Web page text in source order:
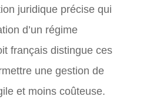
juridique précise qui
d’un régime
français distingue ces
une gestion de
et moins coûteuse.